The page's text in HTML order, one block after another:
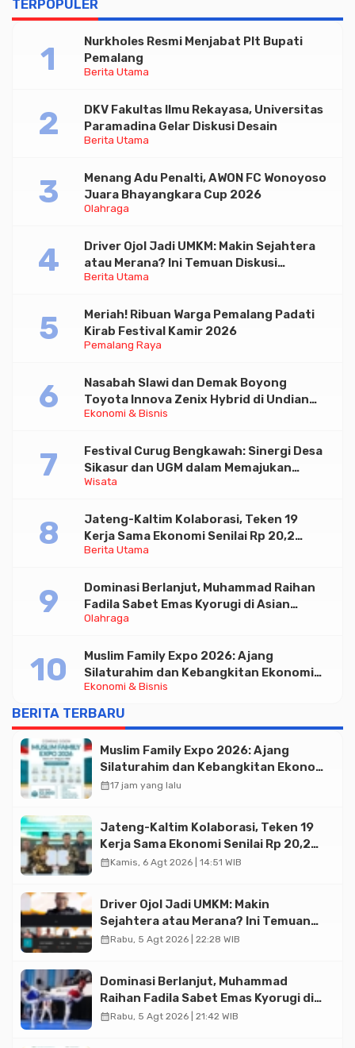
TERPOPULER
Berita Utama
Nurkholes Resmi Menjabat Plt Bupati
Pemalang
Berita Utama
DKV Fakultas Ilmu Rekayasa, Universitas
Paramadina Gelar Diskusi Desain
Olahraga
Menang Adu Penalti, AWON FC Wonoyoso
Juara Bhayangkara Cup 2026
Berita Utama
Driver Ojol Jadi UMKM: Makin Sejahtera
atau Merana? Ini Temuan Diskusi
Paramadina
Pemalang Raya
Meriah! Ribuan Warga Pemalang Padati
Kirab Festival Kamir 2026
Ekonomi & Bisnis
Nasabah Slawi dan Demak Boyong
Toyota Innova Zenix Hybrid di Undian
Tabungan Bima Bank Jateng
Wisata
Festival Curug Bengkawah: Sinergi Desa
Sikasur dan UGM dalam Memajukan
Wisata serta UMKM Lokal
Berita Utama
Jateng-Kaltim Kolaborasi, Teken 19
Kerja Sama Ekonomi Senilai Rp 20,2
Triliun
Olahraga
Dominasi Berlanjut, Muhammad Raihan
Fadila Sabet Emas Kyorugi di Asian
Taekwondo Indonesia Open 2026
Ekonomi & Bisnis
Muslim Family Expo 2026: Ajang
Silaturahim dan Kebangkitan Ekonomi
Halal di Jakarta
BERITA TERBARU
Muslim Family Expo 2026: Ajang
Silaturahim dan Kebangkitan Ekonomi
Halal di Jakarta
calendar_month17 jam yang lalu
Jateng-Kaltim Kolaborasi, Teken 19
Kerja Sama Ekonomi Senilai Rp 20,2
Triliun
calendar_monthKamis, 6 Agt 2026 | 14:51 WIB
Driver Ojol Jadi UMKM: Makin
Sejahtera atau Merana? Ini Temuan
Diskusi Paramadina
calendar_monthRabu, 5 Agt 2026 | 22:28 WIB
Dominasi Berlanjut, Muhammad
Raihan Fadila Sabet Emas Kyorugi di
Asian Taekwondo Indonesia Open
calendar_monthRabu, 5 Agt 2026 | 21:42 WIB